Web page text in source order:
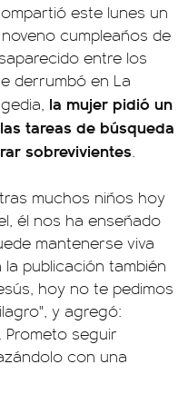
este lunes un
cumpleaños de
entre los
derrumbó en La
la mujer pidió un
tareas de búsqueda
sobrevivientes.
muchos niños hoy
él nos ha enseñado
mantenerse viva
publicación también
hoy no te pedimos
y agregó:
Prometo seguir
con una